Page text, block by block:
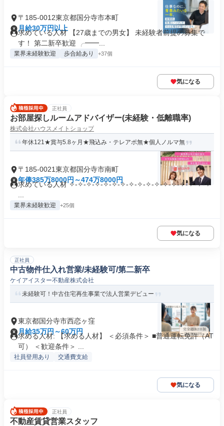
〒185-0012東京都国分寺市本町
月給30万円以上
求めている人材 【27歳までの男女】 未経験者前提の募集で
す！ 第二新卒歓迎 ╭━━...
業界未経験歓迎 歩合給あり +37個
気になる
正社員
お部屋探しルームアドバイザー(未経験・低離職率)
株式会社ハウスメイトショップ
年休121★賞与5.8ヶ月★飛込み・テレアポ無★個人ノルマ無
〒185-0021東京都国分寺市南町
年俸385万8000円～474万8000円
求めている人材 ✧-✧-✧-✧-✧-✧-✧-✧-✧-✧-✧-✧-✧-✧-✧-✧-✧
業界未経験歓迎 +25個
気になる
正社員
中古物件仕入れ営業/未経験可/第二新卒
ケイアイスター不動産株式会社
未経験可！中古住宅再生事業で法人営業デビュー
東京都国分寺市西恋ヶ窪
月給35万円～60万円
求める人材: 【求める人材】 ＜必須条件＞ ■普通運転免許（AT
可） ＜歓迎条件＞ ...
社員登用あり 交通費支給
気になる
正社員
不動産賃貸営業スタッフ